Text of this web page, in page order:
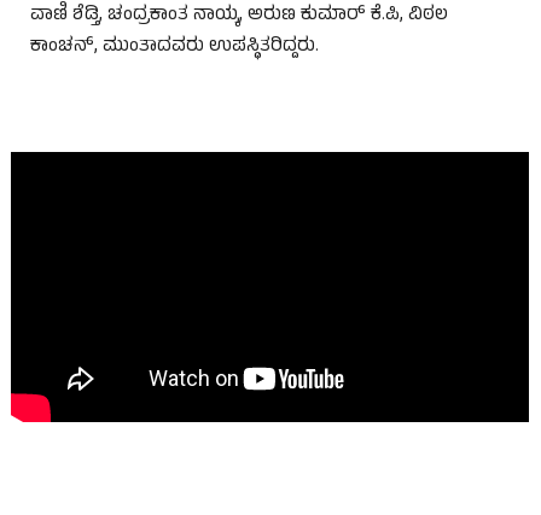
ವಾಣಿ ಶೆಡ್ತಿ, ಚಂದ್ರಕಾಂತ ನಾಯ್ಕ, ಅರುಣ ಕುಮಾರ್ ಕೆ.ಪಿ, ವಿಠಲ
ಕಾಂಚನ್, ಮುಂತಾದವರು ಉಪಸ್ಥಿತರಿದ್ದರು.